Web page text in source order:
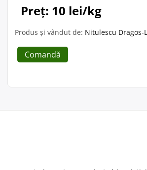
Preț: 10 lei/kg
Produs și vândut de: Nitulescu Dragos-
Comandă